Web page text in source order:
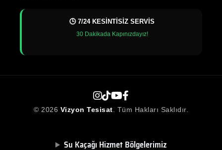
🕒 7/24 KESİNTİSİZ SERVİS
30 Dakikada Kapınızdayız!
© 2026 Vizyon Tesisat. Tüm Hakları Saklıdır.
Su Kaçağı Hizmet Bölgelerimiz